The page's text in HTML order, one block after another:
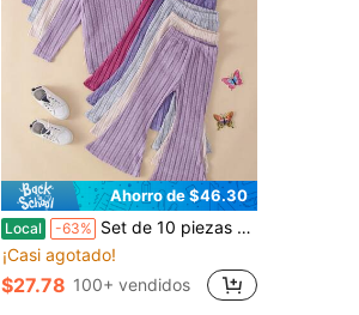
Ahorro de $46.30
Local -63% Set de 10 piezas de top de manga larga de cuello de equipo de punto suave y cómodo, y pantalones acampanados lisos, para niña casual, para otoño/invierno
¡Casi agotado!
$27.78 100+ vendidos